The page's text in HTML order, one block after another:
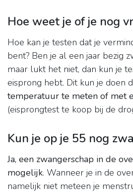
Hoe weet je of je nog
Hoe kan je testen dat je
bent? Ben je al een jaar bezig
maar lukt het niet, dan kun je
eisprong hebt. Dit kun je doen
temperatuur te meten of met
(eisprongtest te koop bij de
Kun je op je 55 nog
Ja, een zwangerschap in de
mogelijk. Wanneer je in de
namelijk niet meteen je